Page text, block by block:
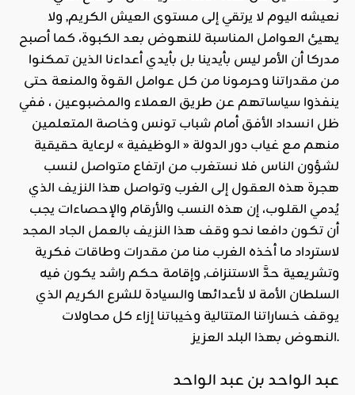
نعيشه اليوم لا يرتقي إلى مستوى العيش الكريم, ولا
يهيئ العوامل المناسبة للنهوض بعد الكبوة، كما أصبح
مدركا أن الأمر ليس بأيدينا بل بأيدي أعداءنا الذين تمكنوا
من مقدراتنا وحرمونا من كل عوامل القوة والمنعة حتى
ينفذوا سياساتهم عن طريق العملاء والمضبوعين ، ففي
ظل انسداد الأفق أمام شباب تونس وخاصة المتعلمين
منهم مع غياب دور الدولة « الوظيفية » لرعاية حقيقية
لشؤون الناس فلا نستغرب من ارتفاع متواصل لنسب
هجرة هذه العقول إلى الغرب وتواصل هذا النزيف الذي
يُدمي القلوب، إن هذه النسب والأرقام والإحصاءات يجب
أن تكون دافعا نحو وقف هذا النزيف بالعمل الجاد المجد
لاسترداد ما أخذه الغرب منا من مقدرات وطاقات فكرية
وتشريعية حدَّ الاستنزاف, وإقامة حكم راشد يكون فيه
السلطان الأمة لا لأعدائها والسيادة للشرع الكريم الذي
يوقف خساراتنا المتتالية وخيباتنا إزاء كل محاولات
النهوض بهذا البلد العزيز.
عبد الواحد بن عبد الواحد